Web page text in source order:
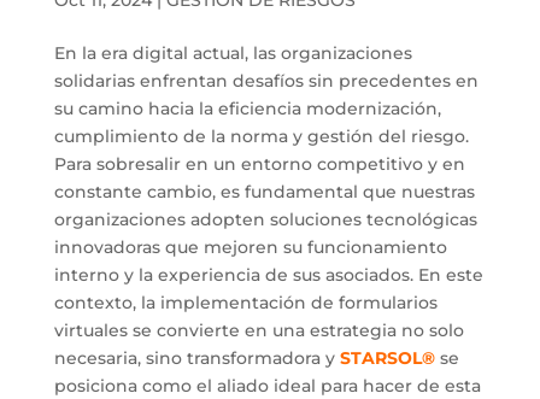
En la era digital actual, las organizaciones
solidarias enfrentan desafíos sin precedentes en
su camino hacia la eficiencia modernización,
cumplimiento de la norma y gestión del riesgo.
Para sobresalir en un entorno competitivo y en
constante cambio, es fundamental que nuestras
organizaciones adopten soluciones tecnológicas
innovadoras que mejoren su funcionamiento
interno y la experiencia de sus asociados. En este
contexto, la implementación de formularios
virtuales se convierte en una estrategia no solo
necesaria, sino transformadora y STARSOL® se
posiciona como el aliado ideal para hacer de esta